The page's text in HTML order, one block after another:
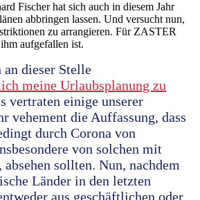
Fischer hat sich auch in diesem Jahr
abbringen lassen. Und versucht nun,
zu arrangieren. Für ZASTER
aufgefallen ist.
dieser Stelle
meine Urlaubsplanung zu
vertraten einige unserer
vehement die Auffassung, dass
durch Corona von
von solchen mit
sollten. Nun, nachdem
Länder in den letzten
aus geschäftlichen oder